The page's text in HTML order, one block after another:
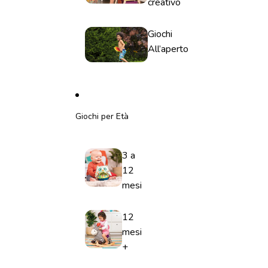
Giochi
All’aperto
Giochi per Età
3 a
12
mesi
12
mesi
+